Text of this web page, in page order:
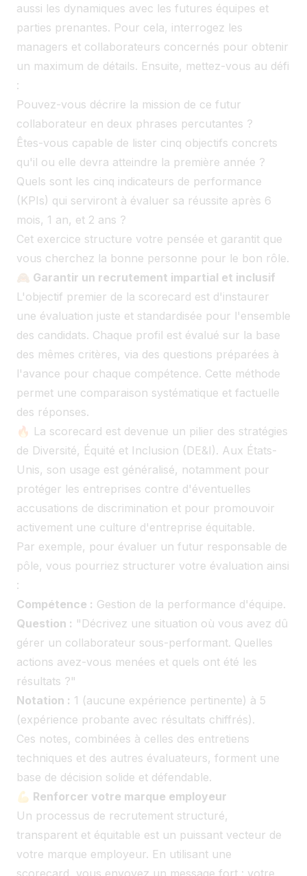
aussi les dynamiques avec les futures équipes et
parties prenantes. Pour cela, interrogez les
managers et collaborateurs concernés pour obtenir
un maximum de détails. Ensuite, mettez-vous au défi
:
Pouvez-vous décrire la mission de ce futur
collaborateur en deux phrases percutantes ?
Êtes-vous capable de lister cinq objectifs concrets
qu'il ou elle devra atteindre la première année ?
Quels sont les cinq indicateurs de performance
(KPIs) qui serviront à évaluer sa réussite après 6
mois, 1 an, et 2 ans ?
Cet exercice structure votre pensée et garantit que
vous cherchez la bonne personne pour le bon rôle.
🙈 Garantir un recrutement impartial et inclusif
L'objectif premier de la scorecard est d'instaurer
une évaluation juste et standardisée pour l'ensemble
des candidats. Chaque profil est évalué sur la base
des mêmes critères, via des questions préparées à
l'avance pour chaque compétence. Cette méthode
permet une comparaison systématique et factuelle
des réponses.
🔥 La scorecard est devenue un pilier des stratégies
de Diversité, Équité et Inclusion (DE&I). Aux États-
Unis, son usage est généralisé, notamment pour
protéger les entreprises contre d'éventuelles
accusations de discrimination et pour promouvoir
activement une culture d'entreprise équitable.
Par exemple, pour évaluer un futur responsable de
pôle, vous pourriez structurer votre évaluation ainsi
:
Compétence : Gestion de la performance d'équipe.
Question : "Décrivez une situation où vous avez dû
gérer un collaborateur sous-performant. Quelles
actions avez-vous menées et quels ont été les
résultats ?"
Notation : 1 (aucune expérience pertinente) à 5
(expérience probante avec résultats chiffrés).
Ces notes, combinées à celles des entretiens
techniques et des autres évaluateurs, forment une
base de décision solide et défendable.
💪 Renforcer votre marque employeur
Un processus de recrutement structuré,
transparent et équitable est un puissant vecteur de
votre marque employeur. En utilisant une
scorecard, vous envoyez un message fort : votre